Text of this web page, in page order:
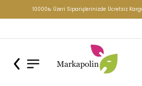
10000₺ Üzeri Siparişlerinizde Ücretsiz Kargo